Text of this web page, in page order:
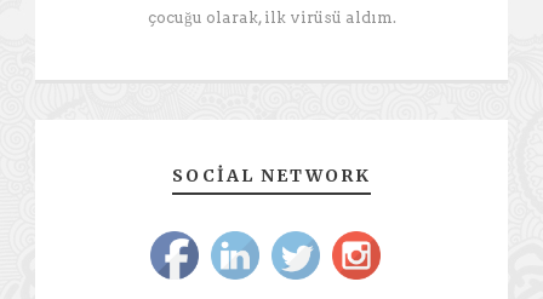
çocuğu olarak, ilk virüsü aldım.
SOCIAL NETWORK